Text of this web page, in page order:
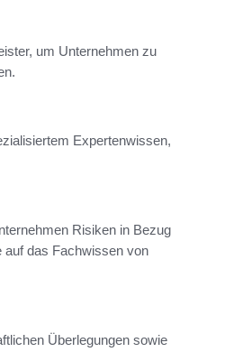
um Unternehmen zu
Expertenwissen,
Risiken in Bezug
auf das Fachwissen von
Überlegungen sowie